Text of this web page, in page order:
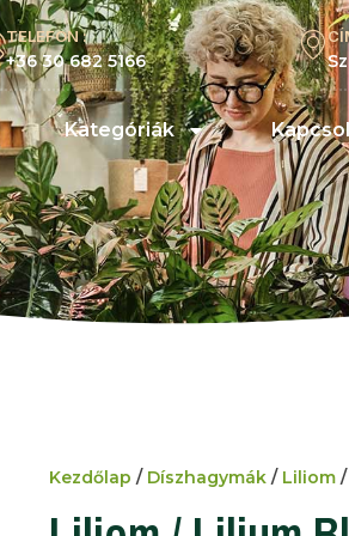
TELEFON :
+36 30 682 5166
Kategóriák
Kezdőlap / Díszhagymák / Liliom